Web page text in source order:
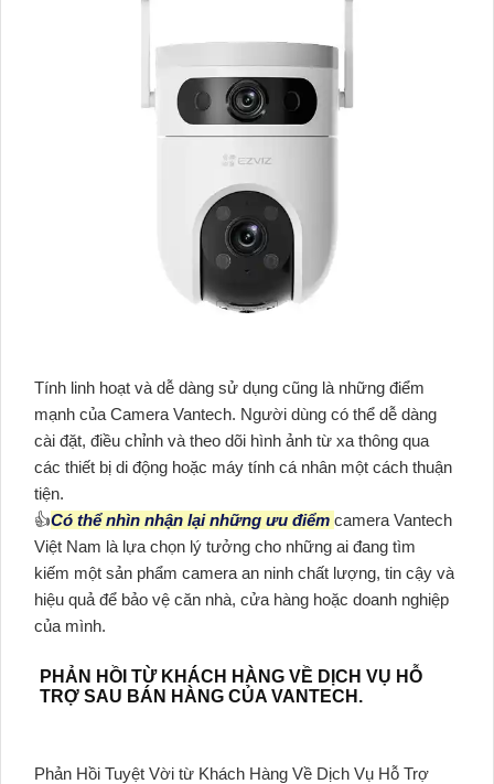
Tính linh hoạt và dễ dàng sử dụng cũng là những điểm
mạnh của Camera Vantech. Người dùng có thể dễ dàng
cài đặt, điều chỉnh và theo dõi hình ảnh từ xa thông qua
các thiết bị di động hoặc máy tính cá nhân một cách thuận
tiện.
👍Có thể nhìn nhận lại những ưu điểm camera Vantech
Việt Nam là lựa chọn lý tưởng cho những ai đang tìm
kiếm một sản phẩm camera an ninh chất lượng, tin cậy và
hiệu quả để bảo vệ căn nhà, cửa hàng hoặc doanh nghiệp
của mình.
PHẢN HỒI TỪ KHÁCH HÀNG VỀ DỊCH VỤ HỖ
TRỢ SAU BÁN HÀNG CỦA VANTECH.
Phản Hồi Tuyệt Vời từ Khách Hàng Về Dịch Vụ Hỗ Trợ